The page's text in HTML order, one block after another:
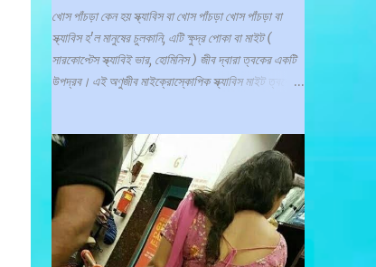
অসুস্থ করে তোলে, যা ধীরে ধীরে একজনের সেক্স আপীল নষ্ট করে
দেয়। ফলে সামাজিক ও পারিবারিক সমস্যা সৃষ্টি হয়। কিছু
শরীরব্যাপী ত্বকের রোগ যা পুরুষাঙ্গ...
খোস পাঁচড়া কেন হয় স্ক্যাবিস বা খোস পাঁচড়া খোস পাঁচড়া বা
স্ক্যাবিস হ'ল মানুষের চুলকানি, এটি ক্ষুদ্র পোকা বা মাইট (
সারকোপ্টেস স্ক্যাবিই ভার, হোমিনিস ) জীব দ্বারা ত্বকের একটি
উপদ্রব। এই অণুজীব মাইক্রোস্কোপিক স্ক্যাবিস মাইট ত্বকের
মতো ত্বকের ফুসকুড়ি, যা একটি দাগের মতো রেখা মেনে চলে।
স্যানিটাইজার কি স্ক্যাবিস মেরে ফেলতে পারে? গবেষণার ফলাফলে
দেখা গেছে হ্যান্ড স্যানিটাইজার মাইটদের উপর কোন প্রভাব ফেলে
না। এসব পোকা বা মাইটসের বিরুদ্ধে সাবান দিয়ে হাত ধোয়াও
অকার্যকর, এগুলি থেকে মুক্তি পাওয়ার একমাত্র উপায় হল
প্রেসক্রিপশন টপিকাল লোশন বা ট্যাবলেট। স্ক্যাবিস কি?